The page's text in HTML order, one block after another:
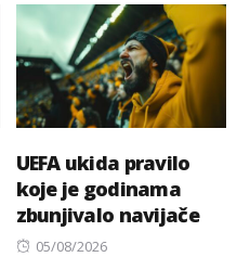
UEFA ukida pravilo
koje je godinama
zbunjivalo navijače
Posted
05/08/2026